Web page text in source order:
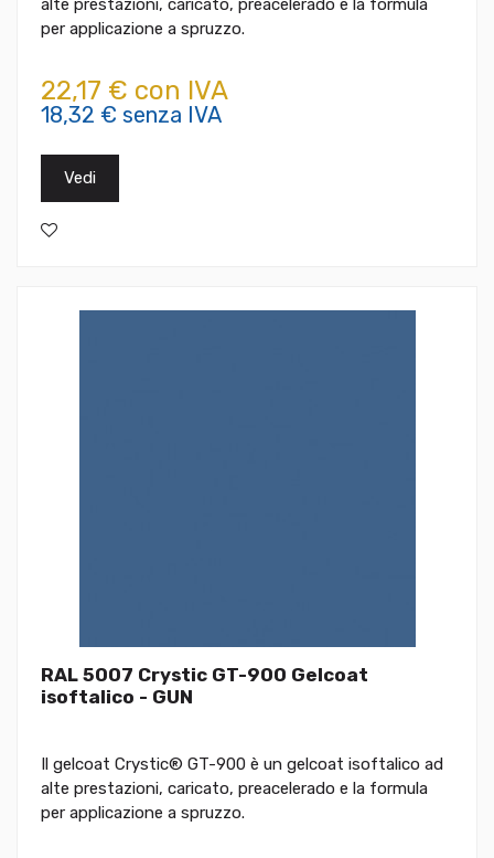
per applicazione a spruzzo.
22,17 € con IVA
18,32 € senza IVA
Vedi
RAL 5007 Crystic GT-900 Gelcoat
isoftalico - GUN
Il gelcoat Crystic® GT-900 è un gelcoat isoftalico ad
alte prestazioni, caricato, preacelerado e la formula
per applicazione a spruzzo.